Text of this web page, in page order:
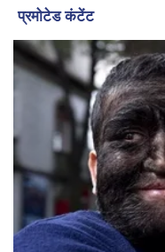
मुंबई में आज 22 और 24
मुंबई में आज 22 कैरेट
तो 24 कैरेट सोना
gold price
दिल्ली में आज 22 और
दिल्ली में आज 24 कैरेट